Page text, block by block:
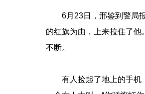
6月23日，邢鉴到警局
的红旗为由，上来拉住了他
不断。
有人捡起了地上的手机